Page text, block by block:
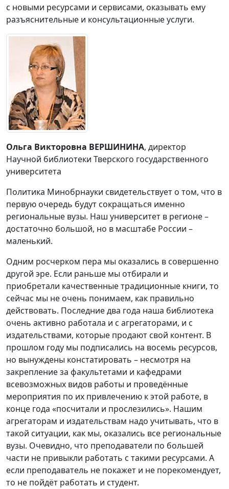
с новыми ресурсами и сервисами, оказывать ему
разъяснительные и консультационные услуги.
Ольга Викторовна ВЕРШИНИНА, директор
Научной библиотеки Тверского государственного
университета
Политика Минобрнауки свидетельствует о том, что в
первую очередь будут сокращаться именно
региональные вузы. Наш университет в регионе –
достаточно большой, но в масштабе России –
маленький.
Одним росчерком пера мы оказались в совершенно
другой эре. Если раньше мы отбирали и
приобретали качественные традиционные книги, то
сейчас мы не очень понимаем, как правильно
действовать. Последние два года наша библиотека
очень активно работала и с агрегаторами, и с
издательствами, которые продают свой контент. В
прошлом году мы подписались на восемь ресурсов,
но вынуждены констатировать – несмотря на
закрепление за факультетами и кафедрами
всевозможных видов работы и проведённые
мероприятия по их привлечению к этой работе, в
конце года «посчитали и прослезились». Нашим
агрегаторам и издательствам надо учитывать, что в
такой ситуации, как мы, оказались все региональные
вузы. Очевидно, что преподаватели по большей
части не привыкли работать с такими ресурсами. А
если преподаватель не покажет и не порекомендует,
то не пойдёт работать и студент.